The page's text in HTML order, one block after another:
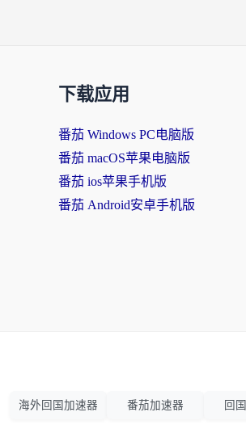
下载应用
番茄 Windows PC电脑版
番茄 macOS苹果电脑版
番茄 ios苹果手机版
番茄 Android安卓手机版
海外回国加速器 番茄加速器 回